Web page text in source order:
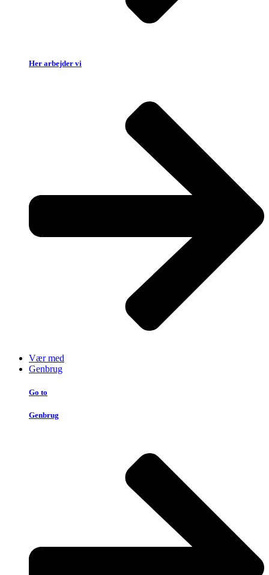
Her arbejder vi
Vær med
Genbrug
Go to
Genbrug